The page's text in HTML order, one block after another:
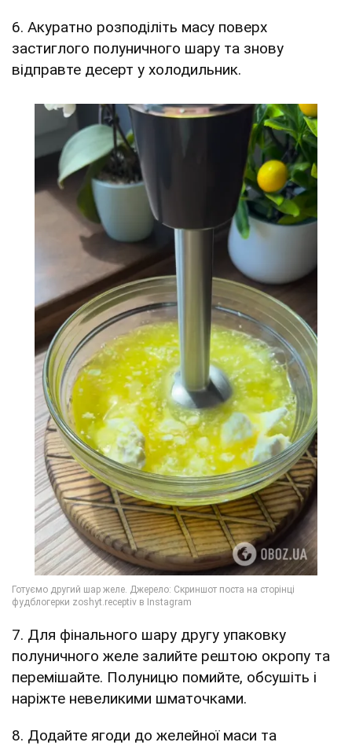
6. Акуратно розподіліть масу поверх
застиглого полуничного шару та знову
відправте десерт у холодильник.
7. Для фінального шару другу упаковку
полуничного желе залийте рештою окропу та
перемішайте. Полуницю помийте, обсушіть і
наріжте невеликими шматочками.
8. Додайте ягоди до желейної маси та